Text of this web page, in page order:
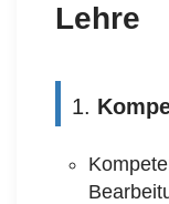
Lehre
1.